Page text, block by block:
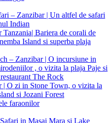
– Zanzibar | Un altfel de safari
Indian
Tanzania| Bariera de corali de
Island si superba plaja
– Zanzibar | O incursiune in
, o vizita la plaja Paje si
The Rock
| O zi in Stone Town, o vizita la
si Jozani Forest
faraonilor
in Masai Mara si Lake